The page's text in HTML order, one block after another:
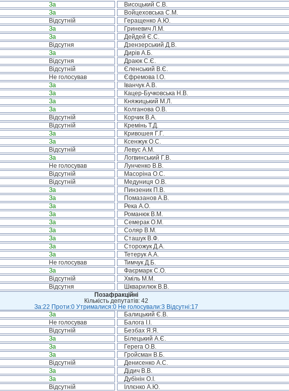
За Висоцький С.В.
За Войцеховська С.М.
Відсутній Геращенко А.Ю.
За Гриневич Л.М.
За Дейдей Є.С.
Відсутня Дзензерський Д.В.
За Дирів А.Б.
Відсутня Драюк С.Є.
Відсутній Єленський В.Є.
Не голосував Єфремова І.О.
За Іванчук А.В.
За Кацер-Бучковська Н.В.
За Княжицький М.Л.
За Колганова О.В.
Відсутній Корчик В.А.
Відсутній Кремінь Т.Д.
За Кривошея Г.Г.
За Ксенжук О.С.
Відсутній Левус А.М.
За Логвинський Г.В.
Не голосував Лунченко В.В.
Відсутній Масоріна О.С.
Відсутній Медуниця О.В.
За Пинзеник П.В.
За Помазанов А.В.
За Река А.О.
За Романюк В.М.
За Семерак О.М.
За Соляр В.М.
За Сташук В.Ф.
За Сторожук Д.А.
За Тетерук А.А.
Не голосував Тимчук Д.Б.
За Фаєрмарк С.О.
Відсутній Хміль М.М.
Відсутня Шкварилюк В.В.
Позафракційні
Кількість депутатів: 42
За:22 Проти:0 Утрималися:0 Не голосували:3 Відсутні:17
За Балицький Є.В.
Не голосував Балога І.І.
Відсутній Безбах Я.Я.
За Білецький А.Є.
За Герега О.В.
За Гройсман В.Б.
Відсутній Денисенко А.С.
За Дідич В.В.
За Дубінін О.І.
Відсутній Іллєнко А.Ю.